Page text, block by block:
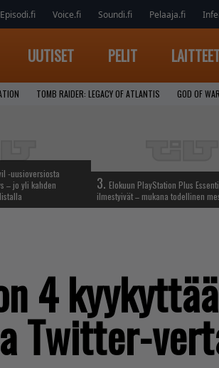
Episodi.fi Voice.fi Soundi.fi Pelaaja.fi
UUTISET PELIT
TOMB RAIDER: LEGACY OF ATLANTIS GOD OF WAR
-uusioversiosta
– jo yli kahden
3. Elokuun PlayStation Plus
ilmestyivät – mukana todellinen
4
Twitter-